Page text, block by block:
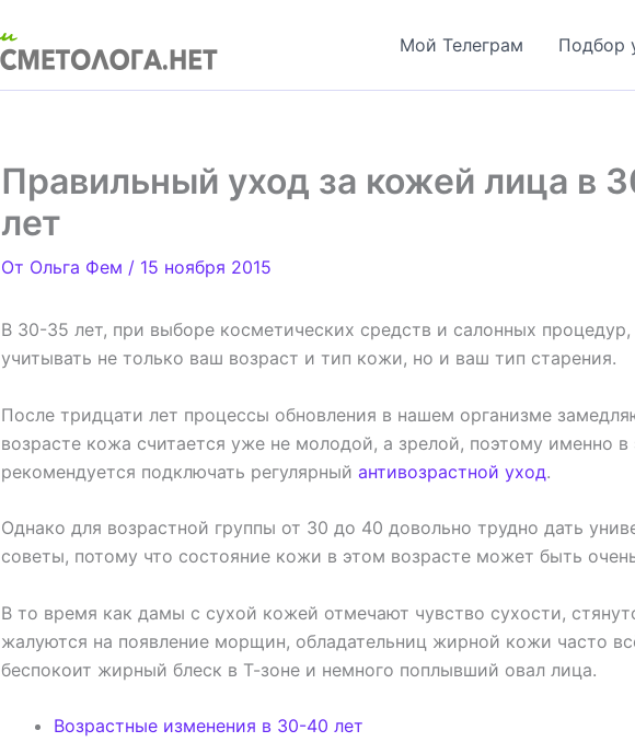
Мой Телеграм Подбор
Правильный уход за кожей лица в
лет
От Ольга Фем / 15 ноября 2015
В 30-35 лет, при выборе косметических средств и салонных
учитывать не только ваш возраст и тип кожи, но и ваш тип старения.
После тридцати лет процессы обновления в нашем организме
возрасте кожа считается уже не молодой, а зрелой, поэтому именно в
рекомендуется подключать регулярный антивозрастной уход.
Однако для возрастной группы от 30 до 40 довольно трудно дать
советы, потому что состояние кожи в этом возрасте может быть
В то время как дамы с сухой кожей отмечают чувство сухости,
жалуются на появление морщин, обладательниц жирной кожи часто
беспокоит жирный блеск в Т-зоне и немного поплывший овал лица.
Возрастные изменения в 30-40 лет